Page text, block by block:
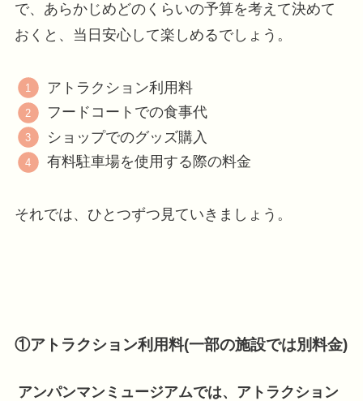
で、あらかじめどのくらいの予算を考えて決めて
おくと、当日安心して楽しめるでしょう。
アトラクション利用料
フードコートでの食事代
ショップでのグッズ購入
有料駐車場を使用する際の料金
それでは、ひとつずつ見ていきましょう。
①アトラクション利用料(一部の施設では別料金)
アンパンマンミュージアムでは、アトラクション